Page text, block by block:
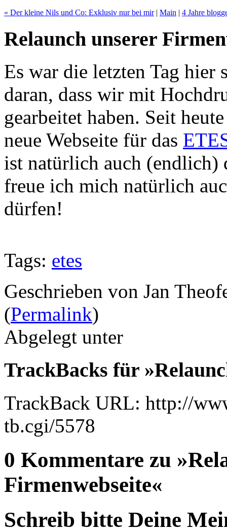
« Der kleine Nils und Co: Exklusiv nur bei mir| Main | 4 Jahre
Relaunch unserer
Es war die letzten Tag hier
daran, dass wir mit
gearbeitet haben. Seit
neue Webseite für das
ist natürlich auch (endlich)
freue ich mich natürlich
dürfen!
Tags: etes
Geschrieben von Jan
(Permalink)
Abgelegt unter
TrackBacks für
TrackBack URL: http://
tb.cgi/5578
0 Kommentare zu
Firmenwebseite«
Schreib bitte Deine